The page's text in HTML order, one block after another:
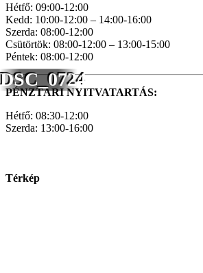
DSC_0724
Hétfő: 09:00-12:00
Kedd: 10:00-12:00 – 14:00-16:00
Szerda: 08:00-12:00
Csütörtök: 08:00-12:00 – 13:00-15:00
Péntek: 08:00-12:00
PÉNZTÁRI NYITVATARTÁS:
Hétfő: 08:30-12:00
Szerda: 13:00-16:00
Térkép